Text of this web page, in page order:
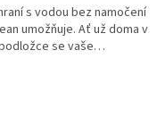
s vodou bez namočení
umožňuje. Ať už doma v
se vaše…